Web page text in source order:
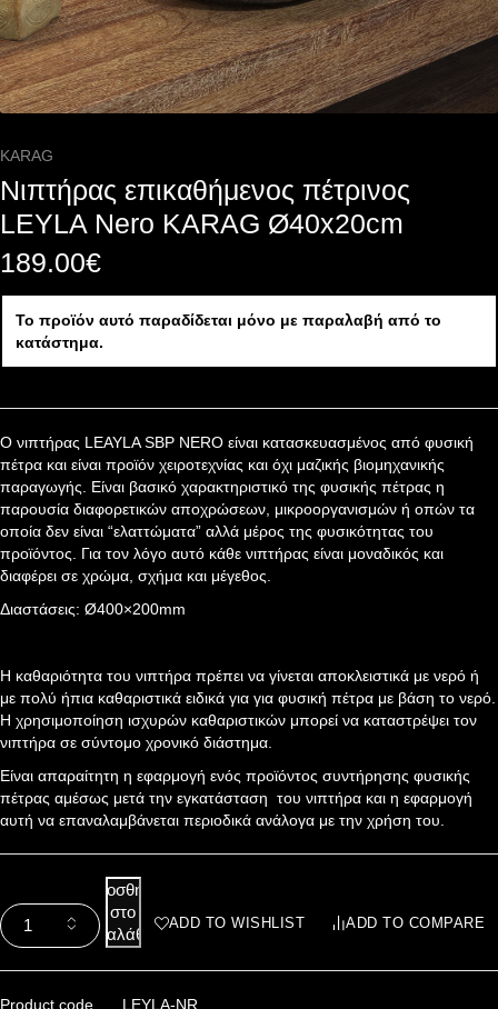
KARAG
Νιπτήρας επικαθήμενος πέτρινος
LEYLA Nero KARAG Ø40x20cm
189.00€
Το προϊόν αυτό παραδίδεται μόνο με παραλαβή από το
κατάστημα.
Ο νιπτήρας LEAYLA SBP NERO είναι κατασκευασμένος από φυσική
πέτρα και είναι προϊόν χειροτεχνίας και όχι μαζικής βιομηχανικής
παραγωγής. Είναι βασικό χαρακτηριστικό της φυσικής πέτρας η
παρουσία διαφορετικών αποχρώσεων, μικροοργανισμών ή οπών τα
οποία δεν είναι “ελαττώματα” αλλά μέρος της φυσικότητας του
προϊόντος. Για τον λόγο αυτό κάθε νιπτήρας είναι μοναδικός και
διαφέρει σε χρώμα, σχήμα και μέγεθος.
Διαστάσεις: Ø400×200mm
Η καθαριότητα του νιπτήρα πρέπει να γίνεται αποκλειστικά με νερό ή
με πολύ ήπια καθαριστικά ειδικά για για φυσική πέτρα με βάση το νερό.
Η χρησιμοποίηση ισχυρών καθαριστικών μπορεί να καταστρέψει τον
νιπτήρα σε σύντομο χρονικό διάστημα.
Είναι απαραίτητη η εφαρμογή ενός προϊόντος συντήρησης φυσικής
πέτρας αμέσως μετά την εγκατάσταση του νιπτήρα και η εφαρμογή
αυτή να επαναλαμβάνεται περιοδικά ανάλογα με την χρήση του.
Προσθήκη
στο
καλάθι
ADD TO WISHLIST ADD TO COMPARE
Product code
LEYLA-NR